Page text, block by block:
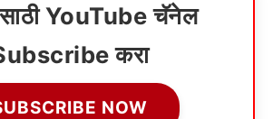
YouTube चॅनेल
करा
NOW